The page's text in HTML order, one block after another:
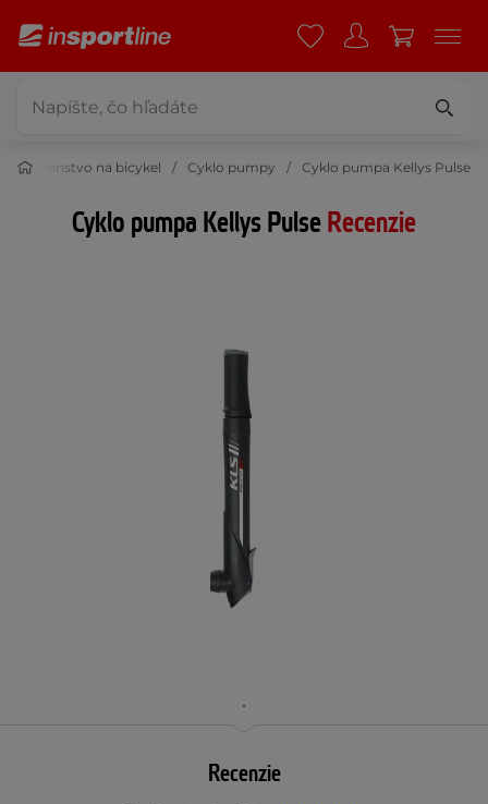
Príslušenstvo na bicykel Cyklo pumpy Cyklo pumpa Kellys Pulse
Cyklo pumpa Kellys PulseRecenzie
Recenzie